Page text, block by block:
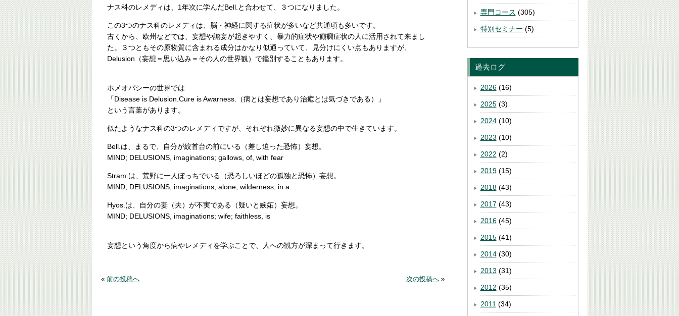
ナス科のレメディは、1年次に学んだBell.と合わせて、３つになりました。
この3つのナス科のレメディは、脳・神経に関する症状が多いなど共通項も多いです。
古くから、欧州などでは、妄想や譫妄が起きやすく、暴力的症状や癲癇症状の人に活用されて来まし
た。３つともその原物質に含まれる成分はかなり似通っていて、見分けにくい点もありますが、
Delusion（妄想＝思い込み＝その人の世界観）で鑑別することもあります。
ホメオパシーの世界では
「Disease is Delusion.Cure is Awarness.（病とは妄想であり治癒とは気づきである）」
という言葉があります。
似たようなナス科の3つのレメディですが、それぞれ微妙に異なる妄想の中で生きています。
Bell.は、まるで、自分が絞首台の前にいる（差し迫った恐怖）妄想。
MIND; DELUSIONS, imaginations; gallows, of, with fear
Stram.は、荒野に一人ぼっちでいる（恐ろしいほどの孤独と恐怖）妄想。
MIND; DELUSIONS, imaginations; alone; wilderness, in a
Hyos.は、自分の妻（夫）が不実である（疑いと嫉妬）妄想。
MIND; DELUSIONS, imaginations; wife; faithless, is
妄想という角度から病やレメディを学ぶことで、人への観方が深まって行きます。
« 前の投稿へ 次の投稿へ»
専門コース (305)
特別セミナー (5)
過去ログ
2026(16)
2025(3)
2024(10)
2023 (10)
2022 (2)
2019(15)
2018(43)
2017 (43)
2016(45)
2015(41)
2014(30)
2013 (31)
2012 (35)
2011 (34)